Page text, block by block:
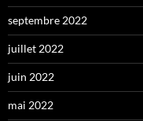
septembre 2022
juillet 2022
juin 2022
mai 2022